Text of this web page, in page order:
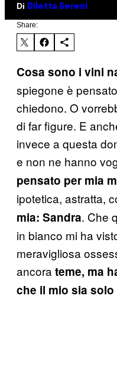
Di Diletta Sereni
Share:
Cosa sono i vini
spiegone è
chiedono. O
di far figure. E
invece a questa
e non ne hanno
pensato per mia
ipotetica, astratta,
mia: Sandra. Che
in bianco mi ha
meravigliosa
ancora teme, ma
che il mio sia